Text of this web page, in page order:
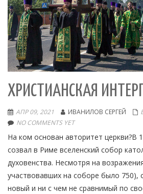
ХРИСТИАНСКАЯ
АПР 09, 2021 ИВАНИЛОВ СЕРГЕЙ
NO COMMENTS YET
На ком основан авторитет церкви?В
созвал в Риме вселенский собор
духовенства. Несмотря на
участвовавших на соборе было 750),
новый и ни с чем не сравнимый по